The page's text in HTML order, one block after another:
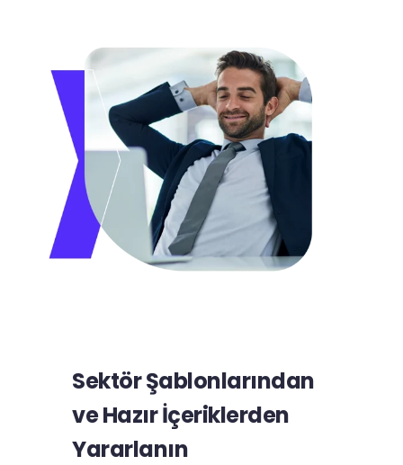
Sektör Şablonlarından
ve Hazır İçeriklerden
Yararlanın